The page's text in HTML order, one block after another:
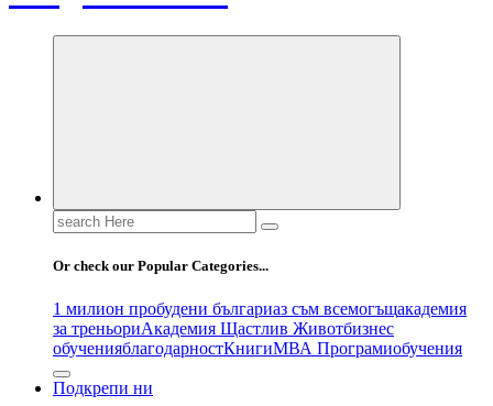
Search
for:
Or check our Popular Categories...
1 милион пробудени българиаз съм всемогъщакадемия
за треньориАкадемия Щастлив Животбизнес
обученияблагодарностКнигиМВА Програмиобучения
Подкрепи ни